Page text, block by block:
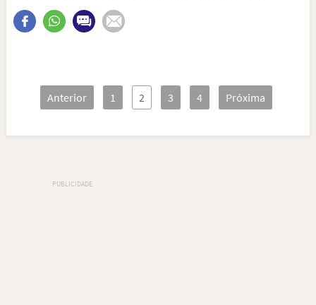
Anterior 1 2 3 4 Próxima